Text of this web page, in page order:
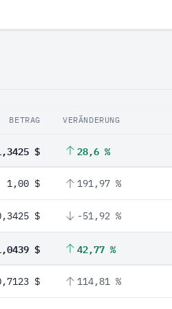
BETRAG VERÄNDERUNG
$ 28,6 %
1,00 $ 191,97 %
$ -51,92 %
$ 42,77 %
$ 114,81 %